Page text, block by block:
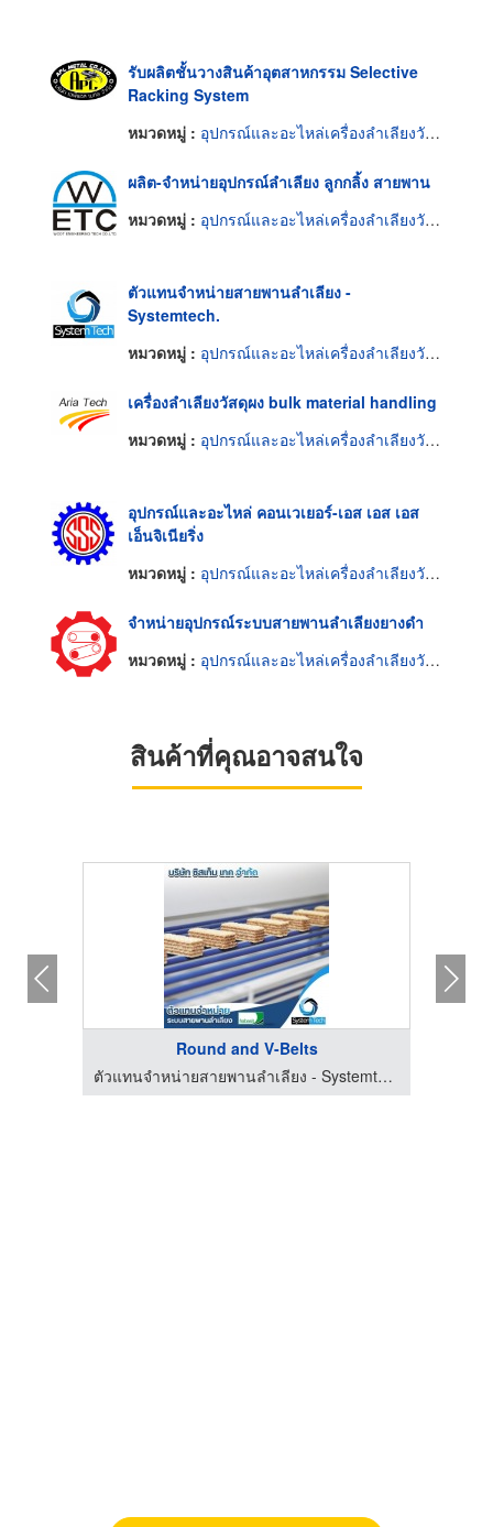
รับผลิตชั้นวางสินค้าอุตสาหกรรม Selective
Racking System
หมวดหมู่ : อุปกรณ์และอะไหล่เครื่องลำเลียงวัสดุ
ผลิต-จำหน่ายอุปกรณ์ลำเลียง ลูกกลิ้ง สายพาน
หมวดหมู่ : อุปกรณ์และอะไหล่เครื่องลำเลียงวัสดุ
ตัวแทนจำหน่ายสายพานลำเลียง -
Systemtech.
หมวดหมู่ : อุปกรณ์และอะไหล่เครื่องลำเลียงวัสดุ
เครื่องลำเลียงวัสดุผง bulk material handling
หมวดหมู่ : อุปกรณ์และอะไหล่เครื่องลำเลียงวัสดุ
อุปกรณ์และอะไหล่ คอนเวเยอร์-เอส เอส เอส
เอ็นจิเนียริ่ง
หมวดหมู่ : อุปกรณ์และอะไหล่เครื่องลำเลียงวัสดุ
จำหน่ายอุปกรณ์ระบบสายพานลำเลียงยางดำ
หมวดหมู่ : อุปกรณ์และอะไหล่เครื่องลำเลียงวัสดุ
สินค้าที่คุณอาจสนใจ
Round and V-Belts
ตัวแทนจำหน่ายสายพานลำเลียง - Systemtech.